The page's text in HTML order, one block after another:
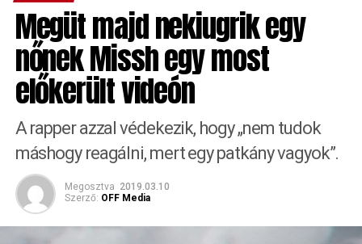
Megüt majd nekiugrik egy
nőnek Missh egy most
előkerült videón
A rapper azzal védekezik, hogy „nem tudok
máshogy reagálni, mert egy patkány vagyok”.
Megosztva 2019.03.10
Szerző: OFF Media